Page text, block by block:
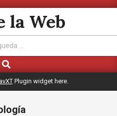
la Web
Buscar
Plugin widget here.